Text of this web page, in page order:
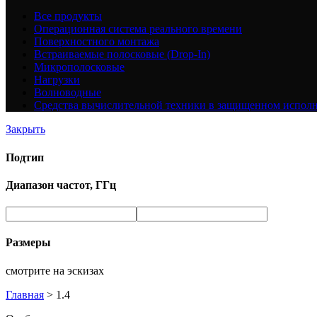
Все продукты
Операционная система реального времени
Поверхностного монтажа
Встраиваемые полосковые (Drop-In)
Микрополосковые
Нагрузки
Волноводные
Средства вычислительной техники в защищенном
Закрыть
Подтип
Диапазон частот, ГГц
Размеры
смотрите на эскизах
Главная > 1.4